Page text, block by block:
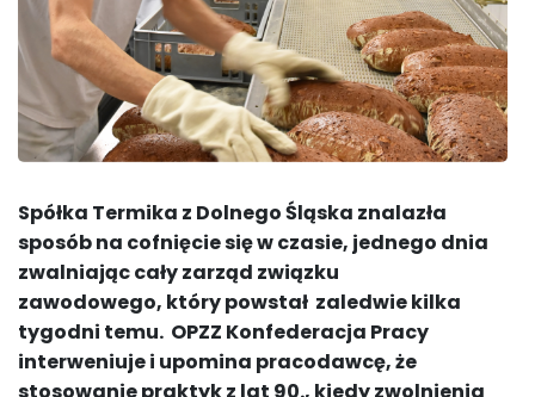
Spółka Termika z Dolnego Śląska znalazła
sposób na cofnięcie się w czasie, jednego dnia
zwalniając cały zarząd związku
zawodowego, który powstał zaledwie kilka
tygodni temu. OPZZ Konfederacja Pracy
interweniuje i upomina pracodawcę, że